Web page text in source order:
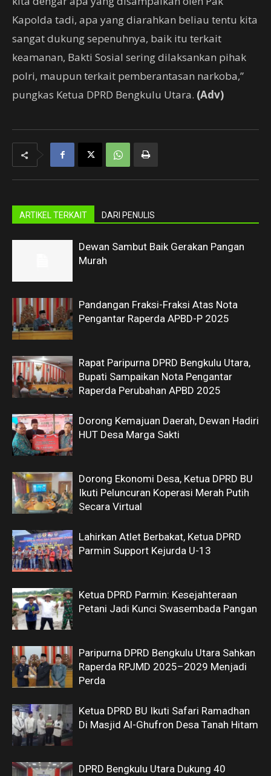
Kapolda tadi, apa yang diarahkan beliau tentu kita
sangat dukung sepenuhnya, baik itu terkait
keamanan, Bakti Sosial sering dilaksankan pihak
polri, maupun terkait pemberantasan narkoba,”
pungkas Ketua DPRD Bengkulu Utara. (Adv)
ARTIKEL TERKAIT DARI PENULIS
Dewan Sambut Baik Gerakan Pangan
Murah
Pandangan Fraksi-Fraksi Atas Nota
Pengantar Raperda APBD-P 2025
Rapat Paripurna DPRD Bengkulu Utara,
Bupati Sampaikan Nota Pengantar
Raperda Perubahan APBD 2025
Dorong Kemajuan Daerah, Dewan Hadiri
HUT Desa Marga Sakti
Dorong Ekonomi Desa, Ketua DPRD BU
Ikuti Peluncuran Koperasi Merah Putih
Secara Virtual
Lahirkan Atlet Berbakat, Ketua DPRD
Parmin Support Kejurda U-13
Ketua DPRD Parmin: Kesejahteraan
Petani Jadi Kunci Swasembada Pangan
Paripurna DPRD Bengkulu Utara Sahkan
Raperda RPJMD 2025–2029 Menjadi
Perda
Ketua DPRD BU Ikuti Safari Ramadhan
Di Masjid Al-Ghufron Desa Tanah Hitam
DPRD Bengkulu Utara Dukung 40